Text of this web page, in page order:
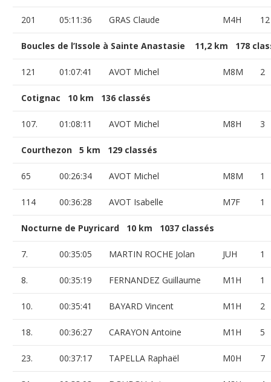
201 05:11:36 GRAS Claude M4H 12
Boucles de l’Issole à Sainte Anastasie 11,2 km 178
121 01:07:41 AVOT Michel M8M 2
Cotignac 10 km 136 classés
107. 01:08:11 AVOT Michel M8H 3
Courthezon 5 km 129 classés
65 00:26:34 AVOT Michel M8M 1
114 00:36:28 AVOT Isabelle M7F 1
Nocturne de Puyricard 10 km 1037 classés
7. 00:35:05 MARTIN ROCHE Jolan JUH 1
8. 00:35:19 FERNANDEZ Guillaume M1H 1
10. 00:35:41 BAYARD Vincent M1H 2
18. 00:36:27 CARAYON Antoine M1H 5
23. 00:37:17 TAPELLA Raphaël M0H 7